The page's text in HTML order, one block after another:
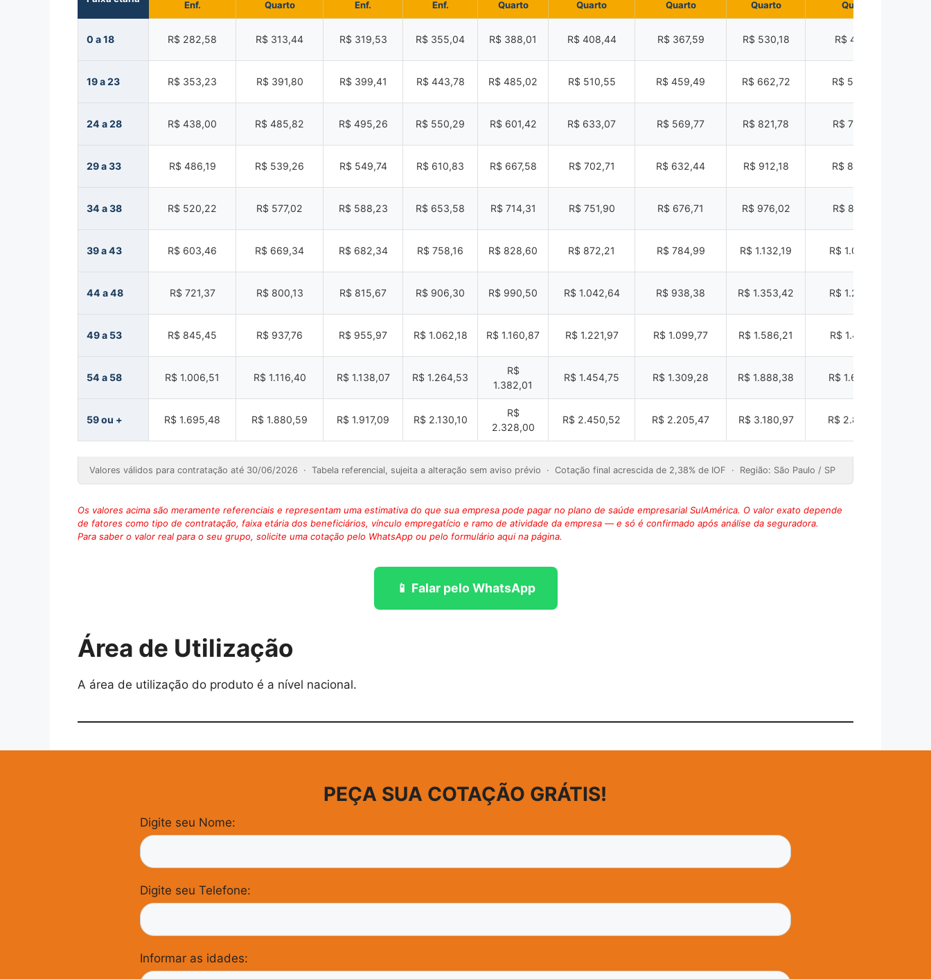
Enf.
Quarto
Enf.
Enf.
Quarto
Quarto
Quarto
Quarto
Quarto
0 a 18 R$ 282,58 R$ 313,44 R$ 319,53 R$ 355,04 R$ 388,01 R$ 408,44 R$ 367,59 R$ 530,18 R$ 477,17
19 a 23 R$ 353,23 R$ 391,80 R$ 399,41 R$ 443,78 R$ 485,02 R$ 510,55 R$ 459,49 R$ 662,72 R$ 596,45
24 a 28 R$ 438,00 R$ 485,82 R$ 495,26 R$ 550,29 R$ 601,42 R$ 633,07 R$ 569,77 R$ 821,78 R$ 739,60
29 a 33 R$ 486,19 R$ 539,26 R$ 549,74 R$ 610,83 R$ 667,58 R$ 702,71 R$ 632,44 R$ 912,18 R$ 820,96
34 a 38 R$ 520,22 R$ 577,02 R$ 588,23 R$ 653,58 R$ 714,31 R$ 751,90 R$ 676,71 R$ 976,02 R$ 878,42
39 a 43 R$ 603,46 R$ 669,34 R$ 682,34 R$ 758,16 R$ 828,60 R$ 872,21 R$ 784,99 R$ 1.132,19 R$ 1.018,98
44 a 48 R$ 721,37 R$ 800,13 R$ 815,67 R$ 906,30 R$ 990,50 R$ 1.042,64 R$ 938,38 R$ 1.353,42 R$ 1.218,08
49 a 53 R$ 845,45 R$ 937,76 R$ 955,97 R$ 1.062,18 R$ 1.160,87 R$ 1.221,97 R$ 1.099,77 R$ 1.586,21 R$ 1.427,59
54 a 58 R$ 1.006,51 R$ 1.116,40 R$ 1.138,07 R$ 1.264,53
R$
1.382,01
R$ 1.454,75 R$ 1.309,28 R$ 1.888,38 R$ 1.699,54
59 ou + R$ 1.695,48 R$ 1.880,59 R$ 1.917,09 R$ 2.130,10
R$
2.328,00
R$ 2.450,52 R$ 2.205,47 R$ 3.180,97 R$ 2.862,87
Valores válidos para contratação até 30/06/2026 · Tabela referencial, sujeita a alteração sem aviso prévio · Cotação final acrescida de 2,38% de IOF · Região: São Paulo / SP
Os valores acima são meramente referenciais e representam uma estimativa do que sua empresa pode pagar no plano de saúde empresarial SulAmérica. O valor exato depende
de fatores como tipo de contratação, faixa etária dos beneficiários, vínculo empregatício e ramo de atividade da empresa — e só é confirmado após análise da seguradora.
Para saber o valor real para o seu grupo, solicite uma cotação pelo WhatsApp ou pelo formulário aqui na página.
📱 Falar pelo WhatsApp
Área de Utilização
A área de utilização do produto é a nível nacional.
PEÇA SUA COTAÇÃO GRÁTIS!
Digite seu Nome:
Digite seu Telefone:
Informar as idades: